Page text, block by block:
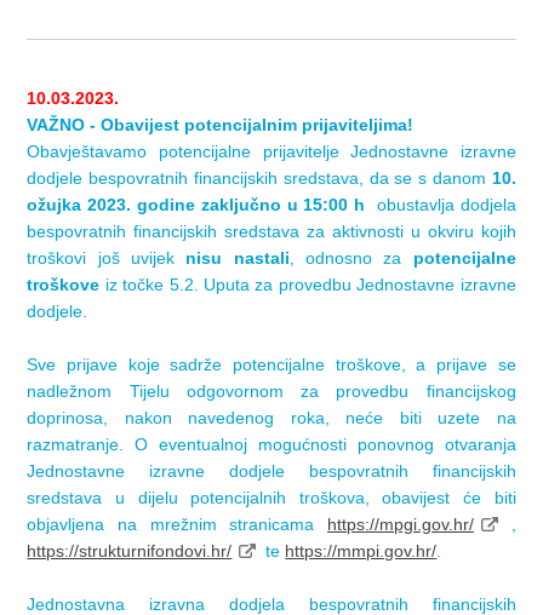
10.03.2023.
VAŽNO - Obavijest potencijalnim prijaviteljima!
Obavještavamo potencijalne prijavitelje Jednostavne izravne
dodjele bespovratnih financijskih sredstava, da se s danom 10.
ožujka 2023. godine zaključno u 15:00 h obustavlja dodjela
bespovratnih financijskih sredstava za aktivnosti u okviru kojih
troškovi još uvijek nisu nastali , odnosno za potencijalne
troškove iz točke 5.2. Uputa za provedbu Jednostavne izravne
dodjele.
Sve prijave koje sadrže potencijalne troškove, a prijave se
nadležnom Tijelu odgovornom za provedbu financijskog
doprinosa, nakon navedenog roka, neće biti uzete na
razmatranje. O eventualnoj mogućnosti ponovnog otvaranja
Jednostavne izravne dodjele bespovratnih financijskih
sredstava u dijelu potencijalnih troškova, obavijest će biti
objavljena na mrežnim stranicama https://mpgi.gov.hr/
,
https://strukturnifondovi.hr/
te https://mmpi.gov.hr/
Jednostavna izravna dodjela bespovratnih financijskih